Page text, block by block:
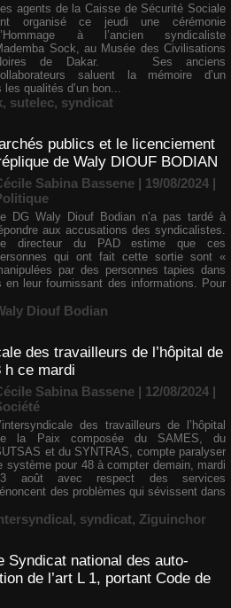
agents de la Caisse de Sécurité Sociale
organisé ce jeudi une cérémonie
à l’ancien syndicaliste
Sock, au Musée des Civilisations
de Dakar. Ses anciens
saluent la mémoire d’un
qualités d’un bon...
, sutelec, syndicat
publics et le licenciement
de Waly DIOUF BODIAN
Sabina Bassene | 19/08/2024 |
DG Waly Diouf Bodian n’a pas tardé à
aux accusations des syndicalistes.
directeur du PAD estime que ces
qui ont fait cette sortie sont «
par des personnes tapies dans
en leur fournissant des informations. Pour
Diouf Bodian
des travailleurs de l’hôpital de
h ce mardi
Sabina Bassene | 12/08/2024 |
des travailleurs de l’hôpital
la Paix composée du SAMES, du
et du SYNTRAS, compte paralyser
système pour 48 à compter demain, mardi
août avec respect des services
des problèmes qui sévissent dans
, syndicat, Ziguinchor
Syndicat national des auto-
de l’art L 1, portant Code de